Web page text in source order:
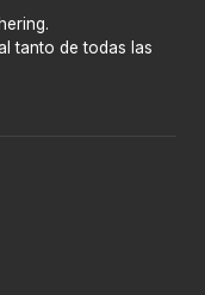
tanto de todas las